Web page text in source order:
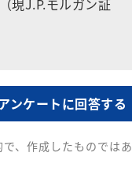
ンケートに回答する
、作成したものではあ